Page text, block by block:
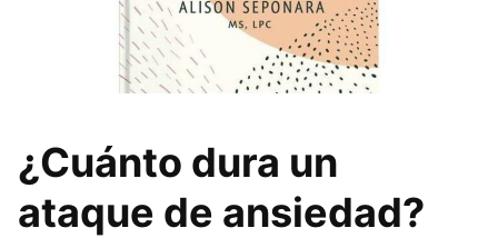
¿Cuánto dura un
ataque de ansiedad?